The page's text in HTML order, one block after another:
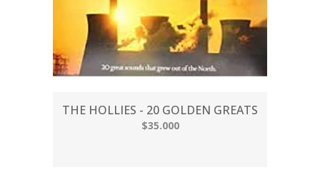
THE HOLLIES - 20 GOLDEN GREATS
$35.000